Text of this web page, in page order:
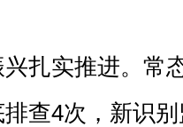
扎实推进。常
查4次，新识